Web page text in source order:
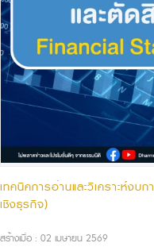
เทคนิคการอ่านและวิเคราะห์งบ
เชิงธุรกิจ)
สร้างเมื่อ : 02 เมษายน 2569